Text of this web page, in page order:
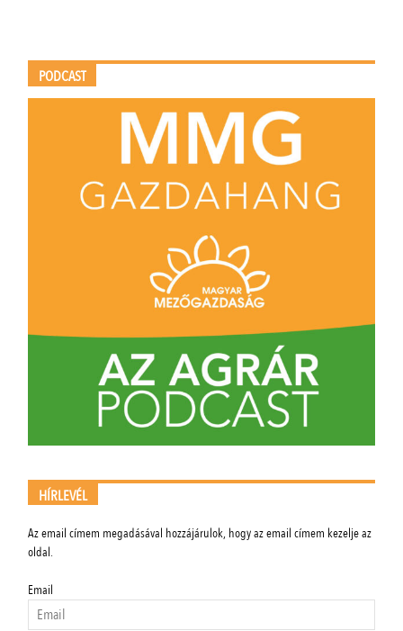
PODCAST
HÍRLEVÉL
Az email címem megadásával hozzájárulok, hogy az email címem kezelje az
oldal.
Email